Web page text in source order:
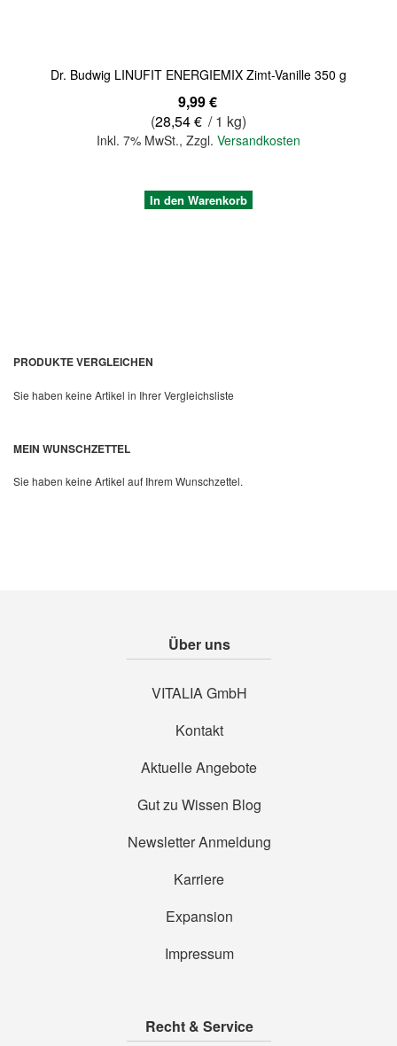
Dr. Budwig LINUFIT ENERGIEMIX Zimt-Vanille 350 g
9,99 €
(28,54 € / 1 kg)
Inkl. 7% MwSt., Zzgl. Versandkosten
Quickview
In den Warenkorb
PRODUKTE VERGLEICHEN
Sie haben keine Artikel in Ihrer Vergleichsliste
MEIN WUNSCHZETTEL
Sie haben keine Artikel auf Ihrem Wunschzettel.
Über uns
VITALIA GmbH
Kontakt
Aktuelle Angebote
Gut zu Wissen Blog
Newsletter Anmeldung
Karriere
Expansion
Impressum
Recht & Service